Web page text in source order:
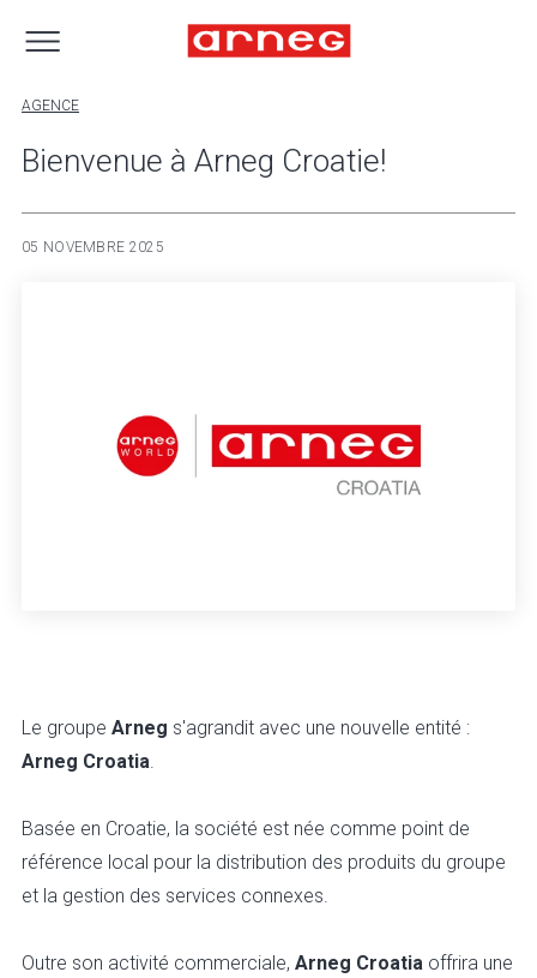
AGENCE
Bienvenue à Arneg Croatie!
05 NOVEMBRE 2025
Le groupe Arneg s'agrandit avec une nouvelle entité :
Arneg Croatia
Basée en Croatie, la société est née comme point de
référence local pour la distribution des produits du groupe
et la gestion des services connexes.
Outre son activité commerciale, Arneg Croatia offrira une